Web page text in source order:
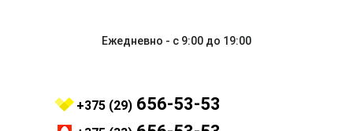
Ежедневно - с 9:00 до 19:00
+375 (29) 656-53-53